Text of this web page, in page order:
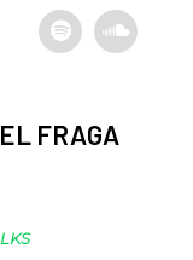
FRAGA